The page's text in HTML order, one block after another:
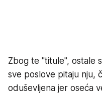
Zbog te "titule", ostale
sve poslove pitaju nju,
oduševljena jer oseća